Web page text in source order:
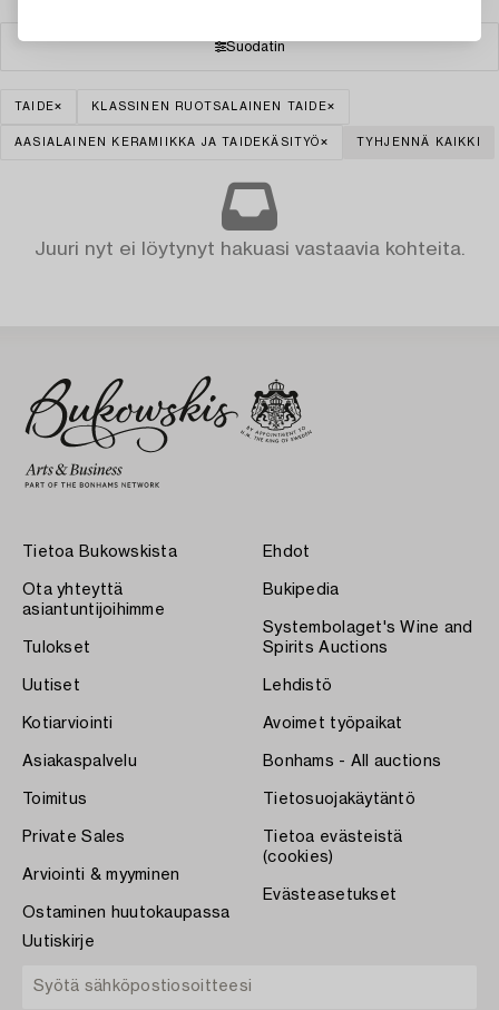
Suodatin
TAIDE KLASSINEN RUOTSALAINEN TAIDE
AASIALAINEN KERAMIIKKA JA TAIDEKÄSITYÖ TYHJENNÄ KAIKKI
Juuri nyt ei löytynyt hakuasi vastaavia kohteita.
Tietoa Bukowskista
Ota yhteyttä
asiantuntijoihimme
Tulokset
Uutiset
Kotiarviointi
Asiakaspalvelu
Toimitus
Private Sales
Arviointi & myyminen
Ostaminen huutokaupassa
Ehdot
Bukipedia
Systembolaget's Wine and
Spirits Auctions
Lehdistö
Avoimet työpaikat
Bonhams - All auctions
Tietosuojakäytäntö
Tietoa evästeistä
(cookies)
Evästeasetukset
Uutiskirje